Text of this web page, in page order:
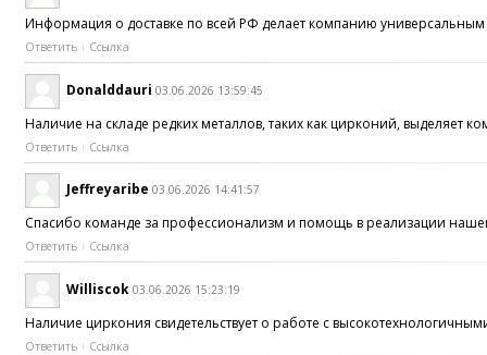
Информация о доставке по всей РФ делает компанию
Ответить Ссылка
Donalddauri 03.06.2026 13:59:45
Наличие на складе редких металлов, таких как цирконий,
Ответить Ссылка
Jeffreyaribe 03.06.2026 14:41:57
Спасибо команде за профессионализм и помощь в реализации
Ответить Ссылка
Williscok 03.06.2026 15:23:19
Наличие циркония свидетельствует о работе с
Ответить Ссылка